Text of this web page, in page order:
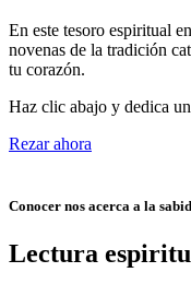
En este tesoro espiritual
novenas de la tradición
tu corazón.
Haz clic abajo y dedica
Rezar ahora
Conocer nos acerca a la
Lectura